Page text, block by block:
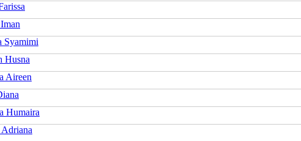
Syamimi
Husna
Aireen
Humaira
Adriana